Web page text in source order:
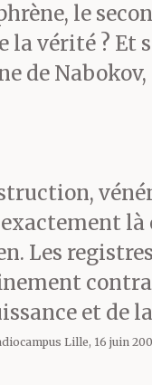
le
la vérité ? Et
de Nabokov,
là
Les
et de
Lille, 16 juin